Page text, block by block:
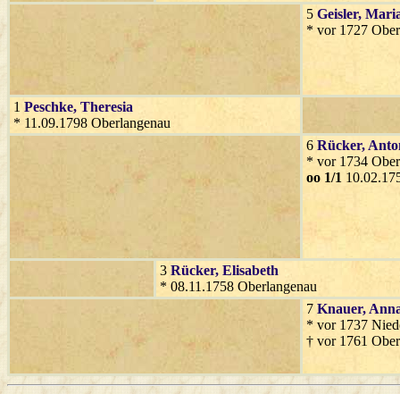
5 Geisler,
* vor 1727
1 Peschke, Theresia
* 11.09.1798 Oberlangenau
6 Rücker,
* vor 1734
oo 1/1
3 Rücker, Elisabeth
* 08.11.1758 Oberlangenau
7 Knauer,
* vor 1737
† vor 1761